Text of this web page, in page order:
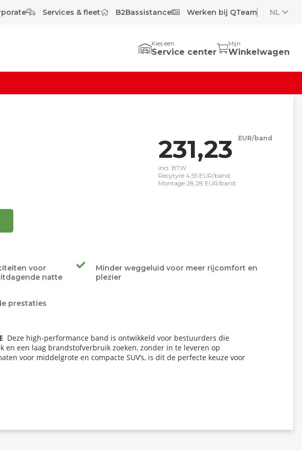
Services & fleet B2Bassistance Werken bij QTeam NL
Kies een
Service center
Mijn
Winkelwagen
231,23 EUR/band
incl. BTW
Recytyre 4,55 EUR/band
Montage 28,28 EUR/band
voor
natte
Minder weggeluid voor meer rijcomfort en
plezier
prestaties
  Deze high‑performance band is ontwikkeld voor bestuurders die
en een laag brandstofverbruik zoeken, zonder in te leveren op
voor middelgrote en compacte SUV’s, is dit de perfecte keuze voor